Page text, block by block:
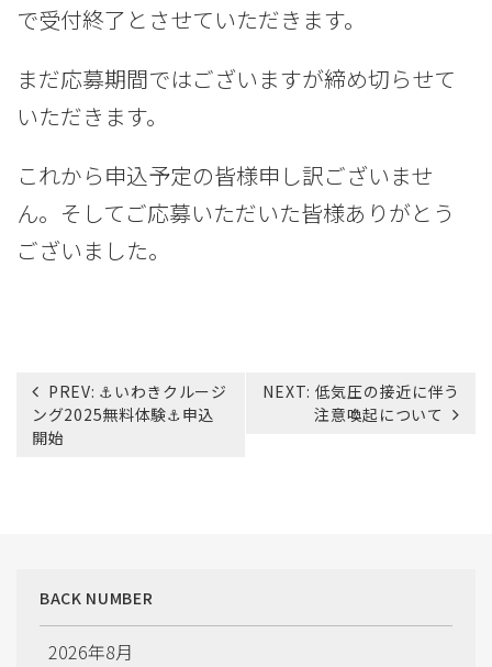
で受付終了とさせていただきます。
まだ応募期間ではございますが締め切らせて
いただきます。
これから申込予定の皆様申し訳ございませ
ん。そしてご応募いただいた皆様ありがとう
ございました。
投
PREV: ⚓いわきクルージ
ング2025無料体験⚓申込
開始
NEXT: 低気圧の接近に伴う
注意喚起について
BACK NUMBER
2026年8月